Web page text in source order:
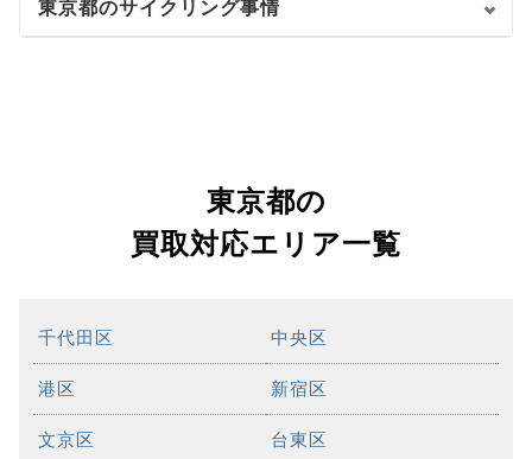
東京都のサイクリング事情
東京都の
買取対応エリア一覧
千代田区 中央区
港区 新宿区
文京区 台東区